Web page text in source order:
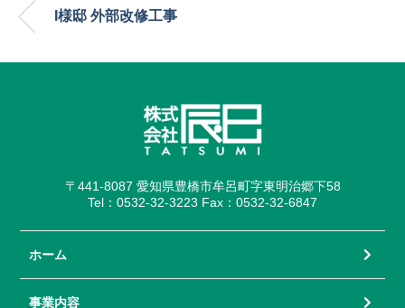
I様邸 外部改修工事
〒441-8087 愛知県豊橋市牟呂町字東明治郷下58
Tel：0532-32-3223 Fax：0532-32-6847
ホーム
事業内容